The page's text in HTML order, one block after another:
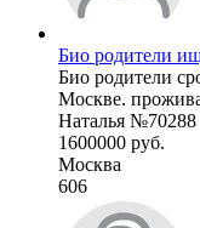
Био родители
Био родители
Москве.
Наталья №70288
1600000 руб.
Москва
606